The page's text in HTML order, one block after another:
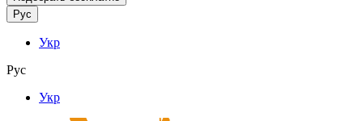
Рус
Укр
Рус
Укр